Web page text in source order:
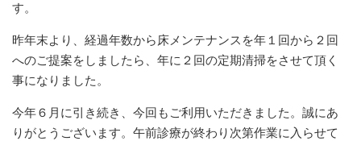
す。
昨年末より、経過年数から床メンテナンスを年１回から２回
へのご提案をしましたら、年に２回の定期清掃をさせて頂く
事になりました。
今年６月に引き続き、今回もご利用いただきました。誠にあ
りがとうございます。午前診療が終わり次第作業に入らせて